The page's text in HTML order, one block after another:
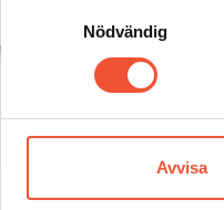
Nödvändig
Avvisa